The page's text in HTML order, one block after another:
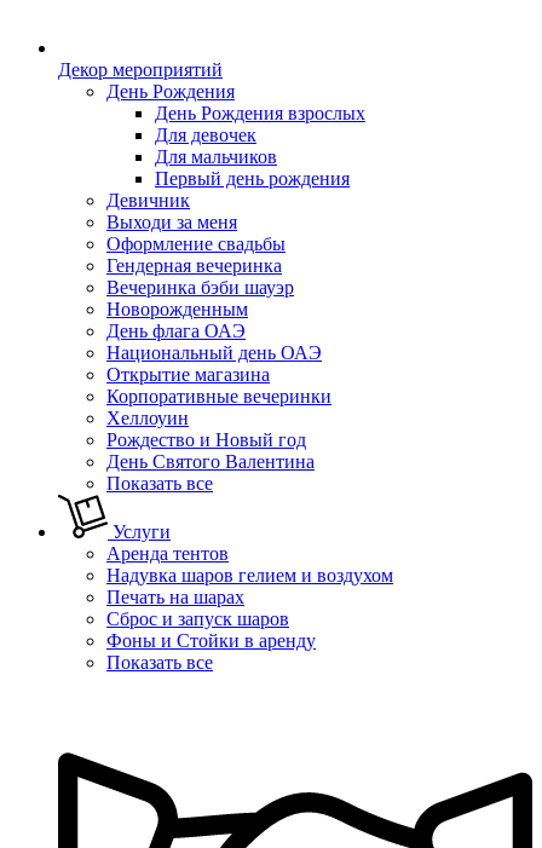
Декор мероприятий
День Рождения
День Рождения взрослых
Для девочек
Для мальчиков
Первый день рождения
Девичник
Выходи за меня
Оформление свадьбы
Гендерная вечеринка
Вечеринка бэби шауэр
Новорожденным
День флага ОАЭ
Национальный день ОАЭ
Открытие магазина
Корпоративные вечеринки
Хеллоуин
Рождество и Новый год
День Святого Валентина
Показать все
Услуги
Аренда тентов
Надувка шаров гелием и воздухом
Печать на шарах
Сброс и запуск шаров
Фоны и Стойки в аренду
Показать все